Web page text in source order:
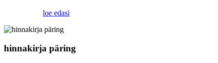
loe edasi
hinnakirja päring